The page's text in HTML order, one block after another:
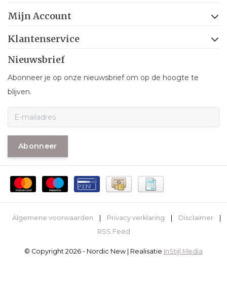
Mijn Account
Klantenservice
Nieuwsbrief
Abonneer je op onze nieuwsbrief om op de hoogte te
blijven.
Abonneer
Algemene voorwaarden Privacy verklaring Disclaimer
RSS Feed
© Copyright 2026 - Nordic New | Realisatie InStijl Media